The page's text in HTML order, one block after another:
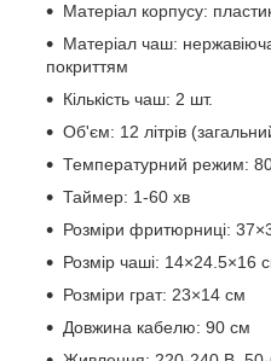
Матеріал корпусу:
Матеріал чаш:
покриттям
Кількість чаш: 2 шт.
Об'єм: 12 літрів
Температурний режим:
Таймер: 1-60 хв
Розміри фритюрниці:
Розмір чаші: 14×24.5×16
Розміри грат: 23×14 см
Довжина кабелю: 90 см